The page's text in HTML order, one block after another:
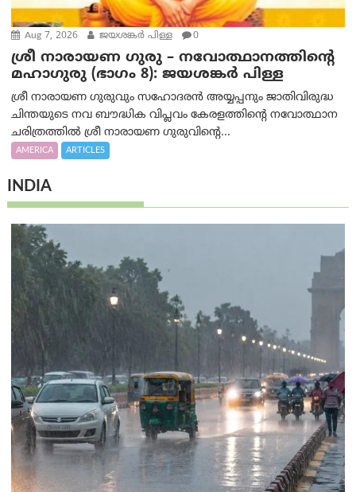
Aug 7, 2026 ജയശങ്കര്‍ പിള്ള 0
ശ്രീ നാരായണ ഗുരു – നവോത്ഥാനത്തിന്റെ
മഹാഗുരു (ഭാഗം 8): ജയശങ്കര്‍ പിള്ള
ശ്രീ നാരായണ ഗുരുവും സഹോദരൻ അയ്യപ്പനും ജാതിവിരുദ്ധ
ചിന്തയുടെ നവ ബൗദ്ധിക വിപ്ലവം കേരളത്തിന്റെ നവോത്ഥാന
ചരിത്രത്തിൽ ശ്രീ നാരായണ ഗുരുവിന്റെ...
AMERICA ARTICLES
INDIA